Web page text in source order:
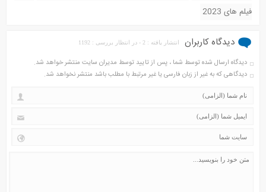
فیلم های 2023
دیدگاه کاربران انتشار یافته : 2 - در انتظار بررسی : 1192
دیدگاه ارسال شده توسط شما ، پس از تایید توسط مدیران سایت منتشر خواهد شد.
دیدگاهی که به غیر از زبان فارسی یا غیر مرتبط با مطلب باشد منتشر نخواهد شد.